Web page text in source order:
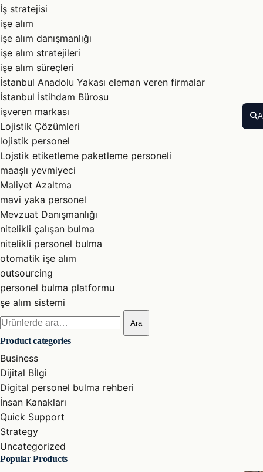
İş stratejisi
işe alım
işe alım danışmanlığı
işe alım stratejileri
işe alım süreçleri
İstanbul Anadolu Yakası eleman veren firmalar
İstanbul İstihdam Bürosu
işveren markası
Lojistik Çözümleri
lojistik personel
Lojstik etiketleme paketleme personeli
maaşlı yevmiyeci
Maliyet Azaltma
mavi yaka personel
Mevzuat Danışmanlığı
nitelikli çalışan bulma
nitelikli personel bulma
otomatik işe alım
outsourcing
personel bulma platformu
şe alım sistemi
Ara:
Ara
Product categories
Business
Dijital Bİlgi
Digital personel bulma rehberi
İnsan Kanakları
Quick Support
Strategy
Uncategorized
Popular Products